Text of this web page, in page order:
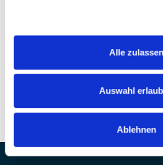
Alle zulassen
Auswahl
Ablehnen
Siamo a disposizione di voi!
Telefono: 041 260 33 67
E-Mail: info@mssports.ch